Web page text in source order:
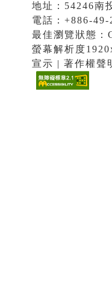
地址：54246南
電話：+886-49-
最佳瀏覽狀態
螢幕解析度
宣示 | 著作權聲